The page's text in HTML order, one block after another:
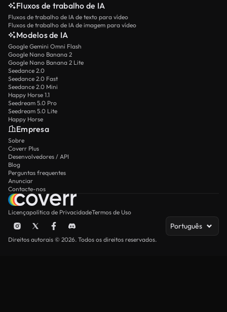
Fluxos de trabalho de IA
Fluxos de trabalho de IA de texto para vídeo
Fluxos de trabalho de IA de imagem para vídeo
Modelos de IA
Google Gemini Omni Flash
Google Nano Banana 2
Google Nano Banana 2 Lite
Seedance 2.0
Seedance 2.0 Fast
Seedance 2.0 Mini
Happy Horse 1.1
Seedream 5.0 Pro
Seedream 5.0 Lite
Happy Horse
Empresa
Sobre
Coverr Plus
Desenvolvedores / API
Blog
Perguntas frequentes
Anunciar
Contacte-nos
Licençapolítica de PrivacidadeTermos de Uso
Português
Direitos autorais © 2026. Todos os direitos reservados.